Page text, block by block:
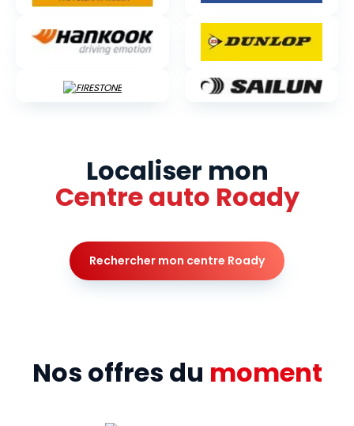
Localiser mon
Centre auto Roady
Rechercher mon centre Roady
Nos offres du moment